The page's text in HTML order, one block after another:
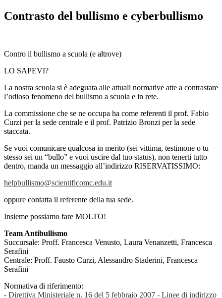
Contrasto del bullismo e cyberbullismo
Contro il bullismo a scuola (e altrove)
LO SAPEVI?
La nostra scuola si è adeguata alle attuali normative atte a contrastare
l’odioso fenomeno del bullismo a scuola e in rete.
La commissione che se ne occupa ha come referenti il prof. Fabio
Curzi per la sede centrale e il prof. Patrizio Bronzi per la sede
staccata.
Se vuoi comunicare qualcosa in merito (sei vittima, testimone o tu
stesso sei un “bullo” e vuoi uscire dal tuo status), non tenerti tutto
dentro, manda un messaggio all’indirizzo RISERVATISSIMO:
helpbullismo@scientificomc.edu.it
oppure contatta il referente della tua sede.
Insieme possiamo fare MOLTO!
Team Antibullismo
Succursale: Proff. Francesca Venusto, Laura Venanzetti, Francesca
Serafini
Centrale: Proff. Fausto Curzi, Alessandro Staderini, Francesca
Serafini
Normativa di riferimento:
- Direttiva Ministeriale n. 16 del 5 febbraio 2007 - Linee di indirizzo